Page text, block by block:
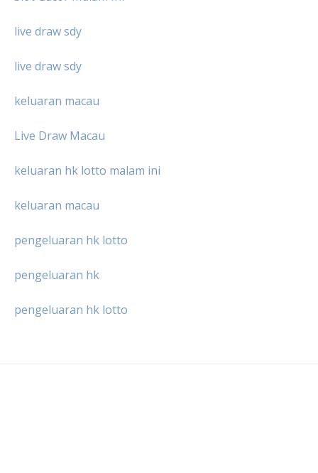
live draw sdy
live draw sdy
keluaran macau
Live Draw Macau
keluaran hk lotto malam ini
keluaran macau
pengeluaran hk lotto
pengeluaran hk
pengeluaran hk lotto